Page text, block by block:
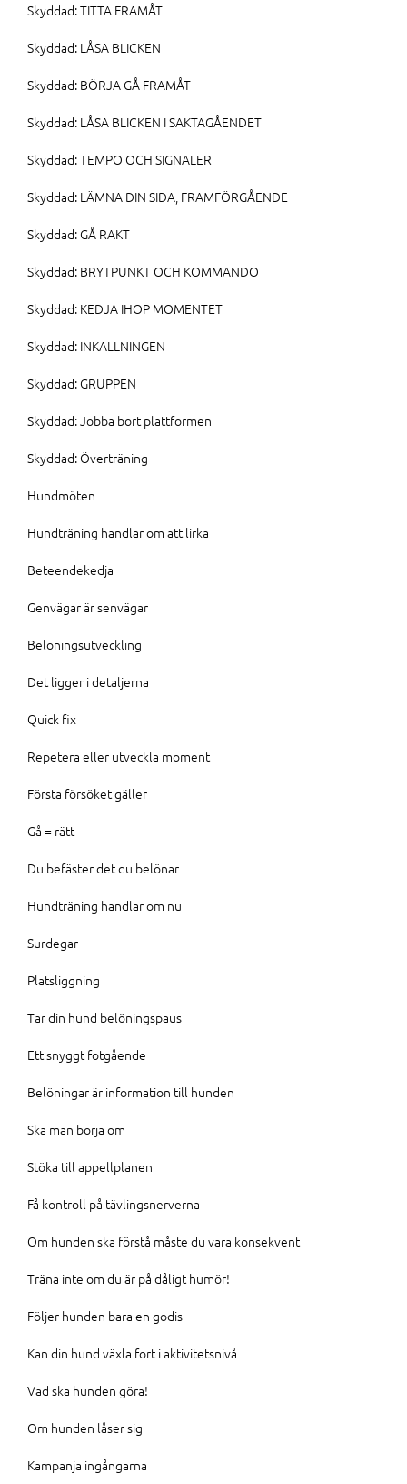
Skyddad: TITTA FRAMÅT
Skyddad: LÅSA BLICKEN
Skyddad: BÖRJA GÅ FRAMÅT
Skyddad: LÅSA BLICKEN I SAKTAGÅENDET
Skyddad: TEMPO OCH SIGNALER
Skyddad: LÄMNA DIN SIDA, FRAMFÖRGÅENDE
Skyddad: GÅ RAKT
Skyddad: BRYTPUNKT OCH KOMMANDO
Skyddad: KEDJA IHOP MOMENTET
Skyddad: INKALLNINGEN
Skyddad: GRUPPEN
Skyddad: Jobba bort plattformen
Skyddad: Överträning
Hundmöten
Hundträning handlar om att lirka
Beteendekedja
Genvägar är senvägar
Belöningsutveckling
Det ligger i detaljerna
Quick fix
Repetera eller utveckla moment
Första försöket gäller
Gå = rätt
Du befäster det du belönar
Hundträning handlar om nu
Surdegar
Platsliggning
Tar din hund belöningspaus
Ett snyggt fotgående
Belöningar är information till hunden
Ska man börja om
Stöka till appellplanen
Få kontroll på tävlingsnerverna
Om hunden ska förstå måste du vara konsekvent
Träna inte om du är på dåligt humör!
Följer hunden bara en godis
Kan din hund växla fort i aktivitetsnivå
Vad ska hunden göra!
Om hunden låser sig
Kampanja ingångarna